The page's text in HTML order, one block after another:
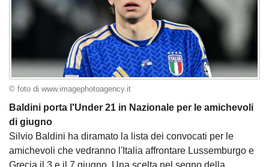
© foto di www.imagephotoagency.it
Baldini porta l'Under 21 in Nazionale per le amichevoli
di giugno
Silvio Baldini ha diramato la lista dei convocati per le
amichevoli che vedranno l'Italia affrontare Lussemburgo e